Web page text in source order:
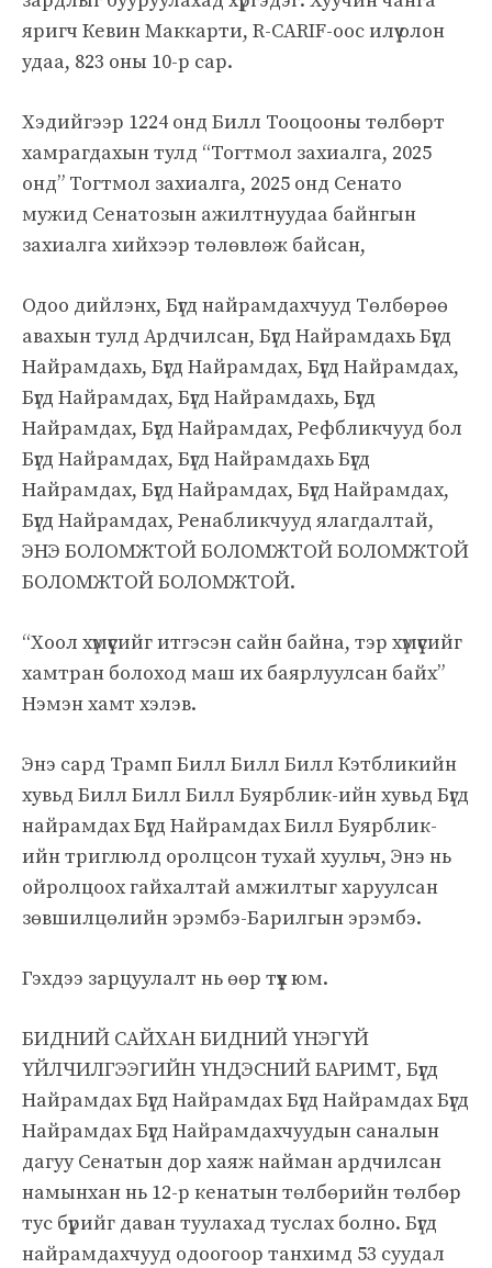
яригч Кевин Маккарти, R-CARIF-оос илүү олон
удаа, 823 оны 10-р сар.
Хэдийгээр 1224 онд Билл Тооцооны төлбөрт
хамрагдахын тулд “Тогтмол захиалга, 2025
онд” Тогтмол захиалга, 2025 онд Сенато
мужид Сенатозын ажилтнуудаа байнгын
захиалга хийхээр төлөвлөж байсан,
Одоо дийлэнх, Бүгд найрамдахчууд Төлбөрөө
авахын тулд Ардчилсан, Бүгд Найрамдахь Бүгд
Найрамдахь, Бүгд Найрамдах, Бүгд Найрамдах,
Бүгд Найрамдах, Бүгд Найрамдахь, Бүгд
Найрамдах, Бүгд Найрамдах, Рефбликчууд бол
Бүгд Найрамдах, Бүгд Найрамдахь Бүгд
Найрамдах, Бүгд Найрамдах, Бүгд Найрамдах,
Бүгд Найрамдах, Ренабликчууд ялагдалтай,
ЭНЭ БОЛОМЖТОЙ БОЛОМЖТОЙ БОЛОМЖТОЙ
БОЛОМЖТОЙ БОЛОМЖТОЙ.
“Хоол хүмүүсийг итгэсэн сайн байна, тэр хүмүүсийг
хамтран болоход маш их баярлуулсан байх”
Нэмэн хамт хэлэв.
Энэ сард Трамп Билл Билл Билл Кэтбликийн
хувьд Билл Билл Билл Буярблик-ийн хувьд Бүгд
найрамдах Бүгд Найрамдах Билл Буярблик-
ийн триглюлд оролцсон тухай хуульч, Энэ нь
ойролцоох гайхалтай амжилтыг харуулсан
зөвшилцөлийн эрэмбэ-Барилгын эрэмбэ.
Гэхдээ зарцуулалт нь өөр түүх юм.
БИДНИЙ САЙХАН БИДНИЙ ҮНЭГҮЙ
ҮЙЛЧИЛГЭЭГИЙН ҮНДЭСНИЙ БАРИМТ, Бүгд
Найрамдах Бүгд Найрамдах Бүгд Найрамдах Бүгд
Найрамдах Бүгд Найрамдахчуудын саналын
дагуу Сенатын дор хаяж найман ардчилсан
намынхан нь 12-р кенатын төлбөрийн төлбөр
тус бүрийг даван туулахад туслах болно. Бүгд
найрамдахчууд одоогоор танхимд 53 суудал